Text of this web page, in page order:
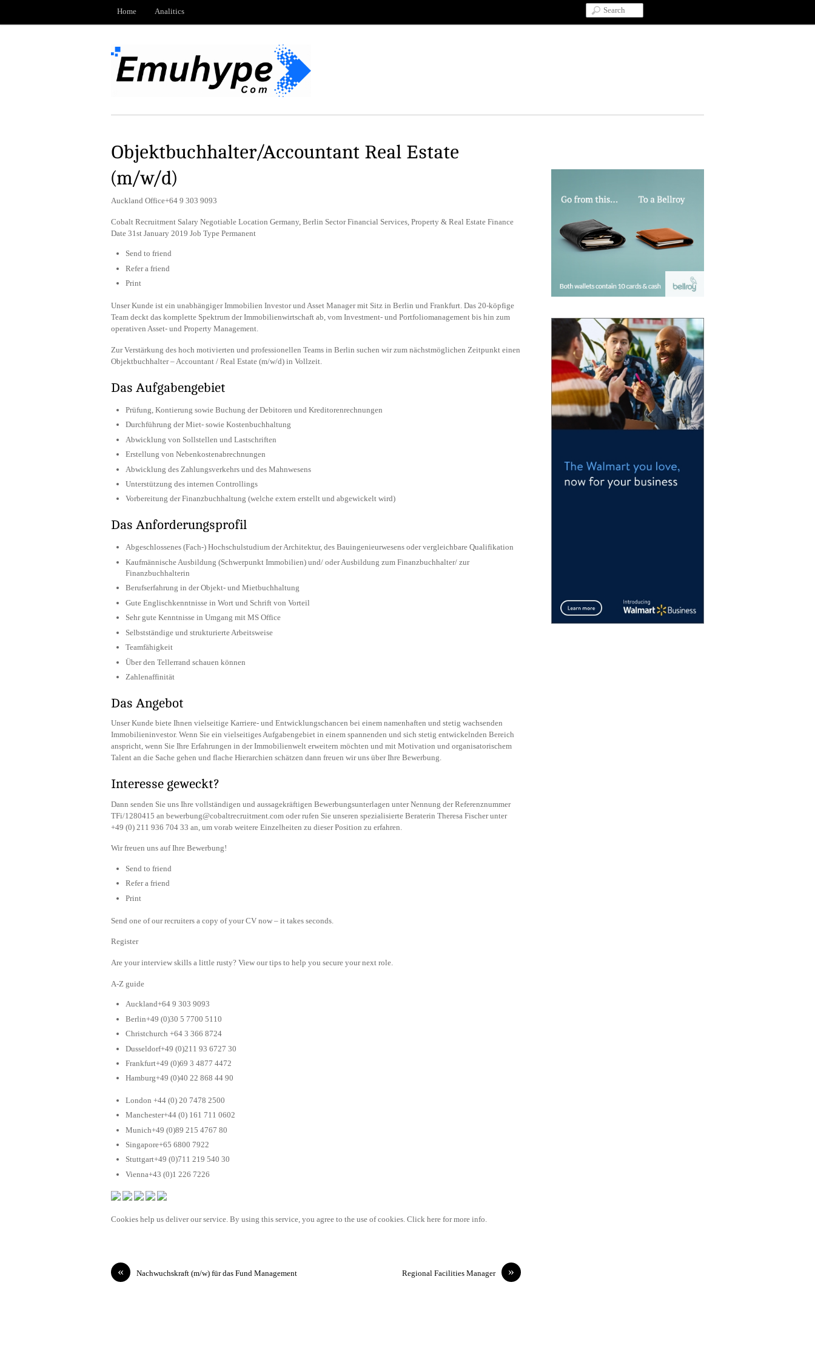
Home Analitics
Objektbuchhalter/Accountant Real Estate
(m/w/d)
Auckland Office+64 9 303 9093
Cobalt Recruitment Salary Negotiable Location Germany, Berlin Sector Financial Services, Property & Real Estate Finance
Date 31st January 2019 Job Type Permanent
Send to friend
Refer a friend
Print
Unser Kunde ist ein unabhängiger Immobilien Investor und Asset Manager mit Sitz in Berlin und Frankfurt. Das 20-köpfige
Team deckt das komplette Spektrum der Immobilienwirtschaft ab, vom Investment- und Portfoliomanagement bis hin zum
operativen Asset- und Property Management.
Zur Verstärkung des hoch motivierten und professionellen Teams in Berlin suchen wir zum nächstmöglichen Zeitpunkt einen
Objektbuchhalter – Accountant / Real Estate (m/w/d) in Vollzeit.
Das Aufgabengebiet
Prüfung, Kontierung sowie Buchung der Debitoren und Kreditorenrechnungen
Durchführung der Miet- sowie Kostenbuchhaltung
Abwicklung von Sollstellen und Lastschriften
Erstellung von Nebenkostenabrechnungen
Abwicklung des Zahlungsverkehrs und des Mahnwesens
Unterstützung des internen Controllings
Vorbereitung der Finanzbuchhaltung (welche extern erstellt und abgewickelt wird)
Das Anforderungsprofil
Abgeschlossenes (Fach-) Hochschulstudium der Architektur, des Bauingenieurwesens oder vergleichbare Qualifikation
Kaufmännische Ausbildung (Schwerpunkt Immobilien) und/ oder Ausbildung zum Finanzbuchhalter/ zur
Finanzbuchhalterin
Berufserfahrung in der Objekt- und Mietbuchhaltung
Gute Englischkenntnisse in Wort und Schrift von Vorteil
Sehr gute Kenntnisse in Umgang mit MS Office
Selbstständige und strukturierte Arbeitsweise
Teamfähigkeit
Über den Tellerrand schauen können
Zahlenaffinität
Das Angebot
Unser Kunde biete Ihnen vielseitige Karriere- und Entwicklungschancen bei einem namenhaften und stetig wachsenden
Immobilieninvestor. Wenn Sie ein vielseitiges Aufgabengebiet in einem spannenden und sich stetig entwickelnden Bereich
anspricht, wenn Sie Ihre Erfahrungen in der Immobilienwelt erweitern möchten und mit Motivation und organisatorischem
Talent an die Sache gehen und flache Hierarchien schätzen dann freuen wir uns über Ihre Bewerbung.
Interesse geweckt?
Dann senden Sie uns Ihre vollständigen und aussagekräftigen Bewerbungsunterlagen unter Nennung der Referenznummer
TFi/1280415 an bewerbung@cobaltrecruitment.com oder rufen Sie unseren spezialisierte Beraterin Theresa Fischer unter
+49 (0) 211 936 704 33 an, um vorab weitere Einzelheiten zu dieser Position zu erfahren.
Wir freuen uns auf Ihre Bewerbung!
Send to friend
Refer a friend
Print
Send one of our recruiters a copy of your CV now – it takes seconds.
Register
Are your interview skills a little rusty? View our tips to help you secure your next role.
A-Z guide
Auckland+64 9 303 9093
Berlin+49 (0)30 5 7700 5110
Christchurch +64 3 366 8724
Dusseldorf+49 (0)211 93 6727 30
Frankfurt+49 (0)69 3 4877 4472
Hamburg+49 (0)40 22 868 44 90
London +44 (0) 20 7478 2500
Manchester+44 (0) 161 711 0602
Munich+49 (0)89 215 4767 80
Singapore+65 6800 7922
Stuttgart+49 (0)711 219 540 30
Vienna+43 (0)1 226 7226
Cookies help us deliver our service. By using this service, you agree to the use of cookies. Click here for more info.
« Nachwuchskraft (m/w) für das Fund Management »
Regional Facilities Manager